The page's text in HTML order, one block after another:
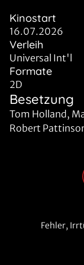
Kinostart
16.07.2026
Verleih
Universal Int'l
Formate
2D
Besetzung
Tom Holland,
Robert
Fehler,